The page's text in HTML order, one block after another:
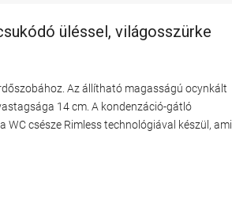
üléssel, világosszürke
Az állítható magasságú ocynkált
14 cm. A kondenzáció-gátló
csésze Rimless technológiával készül, ami